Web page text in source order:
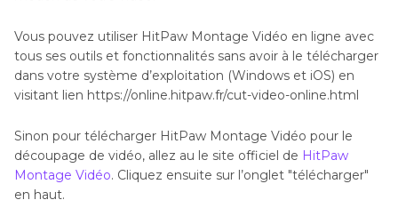
Vous pouvez utiliser HitPaw Montage Vidéo en ligne avec
tous ses outils et fonctionnalités sans avoir à le télécharger
dans votre système d’exploitation (Windows et iOS) en
visitant lien https://online.hitpaw.fr/cut-video-online.html
Sinon pour télécharger HitPaw Montage Vidéo pour le
découpage de vidéo, allez au le site officiel de HitPaw
Montage Vidéo. Cliquez ensuite sur l’onglet "télécharger"
en haut.